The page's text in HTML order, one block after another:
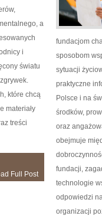
a
i
światu
które chcą
materiały
treści
Full Post
fundacjom
sposobom
sytuacji
praktyczne
Polsce i na
środków,
oraz
obejmuje
fundacji,
technologie
odpowiedzi
organizacji